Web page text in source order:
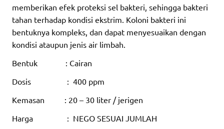
memberikan efek proteksi sel bakteri, sehingga bakteri
tahan terhadap kondisi ekstrim. Koloni bakteri ini
bentuknya kompleks, dan dapat menyesuaikan dengan
kondisi ataupun jenis air limbah.
Bentuk : Cairan
Dosis : 400 ppm
Kemasan : 20 – 30 liter / jerigen
Harga : NEGO SESUAI JUMLAH